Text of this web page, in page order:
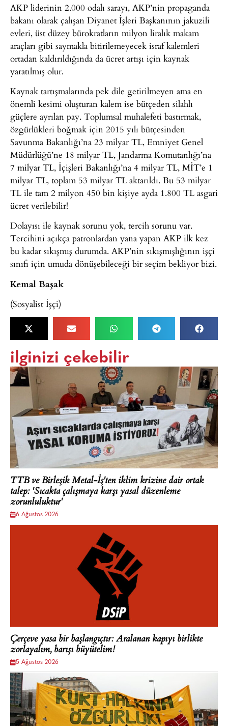
AKP liderinin 2.000 odalı sarayı, AKP’nin propaganda
bakanı olarak çalışan Diyanet İşleri Başkanının jakuzili
evleri, üst düzey bürokratların milyon liralık makam
araçları gibi saymakla bitirilemeyecek israf kalemleri
ortadan kaldırıldığında da ücret artışı için kaynak
yaratılmış olur.
Kaynak tartışmalarında pek dile getirilmeyen ama en
önemli kesimi oluşturan kalem ise bütçeden silahlı
güçlere ayrılan pay. Toplumsal muhalefeti bastırmak,
özgürlükleri boğmak için 2015 yılı bütçesinden
Savunma Bakanlığı’na 23 milyar TL, Emniyet Genel
Müdürlüğü’ne 18 milyar TL, Jandarma Komutanlığı’na
7 milyar TL, İçişleri Bakanlığı’na 4 milyar TL, MİT’e 1
milyar TL, toplam 53 milyar TL aktarıldı. Bu 53 milyar
TL ile tam 2 milyon 450 bin kişiye ayda 1.800 TL asgari
ücret verilebilir!
Dolayısı ile kaynak sorunu yok, tercih sorunu var.
Tercihini açıkça patronlardan yana yapan AKP ilk kez
bu kadar sıkışmış durumda. AKP’nin sıkışmışlığının işçi
sınıfı için umuda dönüşebileceği bir seçim bekliyor bizi.
Kemal Başak
(Sosyalist İşçi)
ilginizi çekebilir
TTB ve Birleşik Metal-İş'ten iklim krizine dair ortak
talep: 'Sıcakta çalışmaya karşı yasal düzenleme
zorunluluktur'
6 Ağustos 2026
Çerçeve yasa bir başlangıçtır: Aralanan kapıyı birlikte
zorlayalım, barışı büyütelim!
5 Ağustos 2026